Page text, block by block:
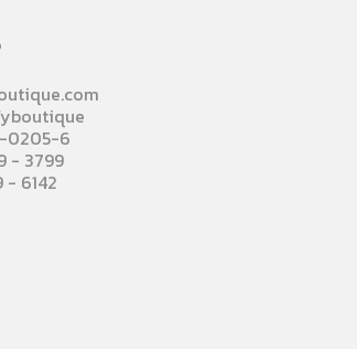
0205-6
- 3799
- 6142